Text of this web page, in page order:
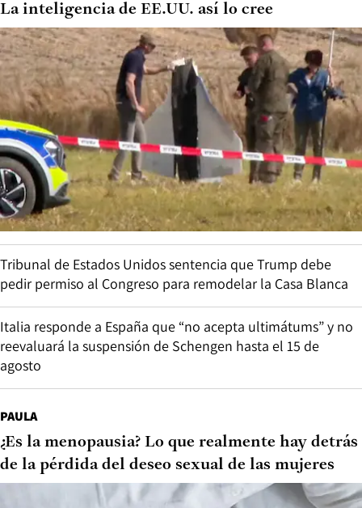
La inteligencia de EE.UU. así lo cree
Tribunal de Estados Unidos sentencia que Trump debe
pedir permiso al Congreso para remodelar la Casa Blanca
Italia responde a España que “no acepta ultimátums” y no
reevaluará la suspensión de Schengen hasta el 15 de
agosto
PAULA
¿Es la menopausia? Lo que realmente hay detrás
de la pérdida del deseo sexual de las mujeres